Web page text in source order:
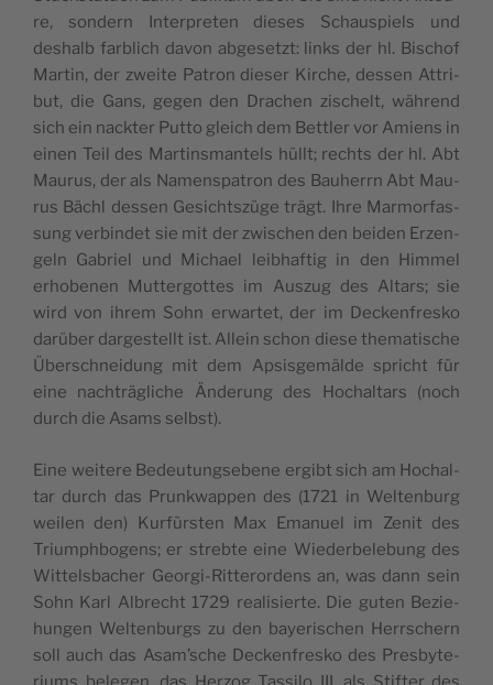
re, son­dern Inter­pre­ten die­ses Schau­spiels und
deshalb far­blich davon abge­se­tzt: links der hl. Bischof
Mar­tin, der zwei­te Patron die­ser Kir­che, des­sen Attri­
but, die Gans, gegen den Dra­chen zischelt, wäh­rend
sich ein nack­ter Put­to gleich dem Bet­tler vor Amiens in
einen Teil des Mar­tin­sman­tels hüllt; rech­ts der hl. Abt
Mau­rus, der als Namen­spa­tron des Bau­herrn Abt Mau­
rus Bächl des­sen Gesi­ch­tszü­ge trägt. Ihre Mar­mor­fas­
sung ver­bin­det sie mit der zwi­schen den bei­den Erzen­
geln Gabriel und Michael lei­b­haf­tig in den Him­mel
erho­be­nen Mut­ter­got­tes im Auszug des Altars; sie
wird von ihrem Sohn erwar­tet, der im Dec­ken­fre­sko
darü­ber dar­ge­stellt ist. Allein schon die­se the­ma­ti­sche
Über­sch­nei­dung mit dem Apsi­sge­mäl­de spri­cht für
eine nach­trä­gli­che Ände­rung des Hochal­tars (noch
durch die Asams selbst).
Eine wei­te­re Bedeu­tung­se­be­ne ergibt sich am Hochal­
tar durch das Prun­k­wap­pen des (1721 in Welt­en­burg
wei­len den) Kur­für­sten Max Ema­nuel im Zenit des
Trium­ph­bo­gens; er streb­te eine Wie­der­be­le­bung des
Wit­tel­sba­cher Geor­gi-Rit­te­ror­dens an, was dann sein
Sohn Karl Albre­cht 1729 rea­li­sier­te. Die guten Bezie­
hun­gen Welt­en­burgs zu den baye­ri­schen Herr­schern
soll auch das Asam’sche Dec­ken­fre­sko des Pre­sby­te­